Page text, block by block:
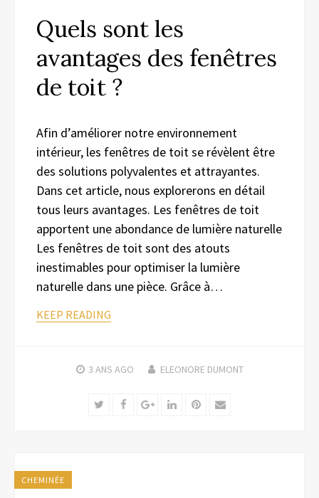
Quels sont les
avantages des fenêtres
de toit ?
Afin d’améliorer notre environnement
intérieur, les fenêtres de toit se révèlent être
des solutions polyvalentes et attrayantes.
Dans cet article, nous explorerons en détail
tous leurs avantages. Les fenêtres de toit
apportent une abondance de lumière naturelle
Les fenêtres de toit sont des atouts
inestimables pour optimiser la lumière
naturelle dans une pièce. Grâce à…
KEEP READING
3 ANS AGO ELEONORE DUMONT
TwitterFacebookGoogle+LinkedInPinterest
Email
CHEMINÉE